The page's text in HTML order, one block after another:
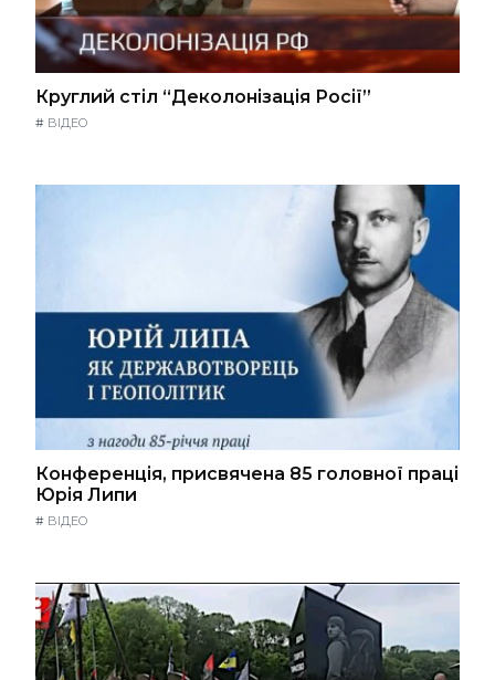
Круглий стіл “Деколонізація Росії”
# ВІДЕО
Конференція, присвячена 85 головної праці
Юрія Липи
# ВІДЕО